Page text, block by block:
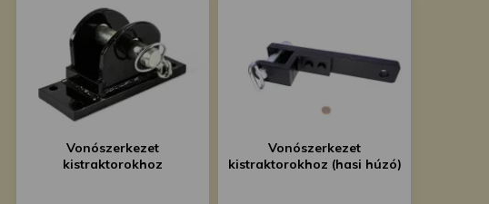
Vonószerkezet
kistraktorokhoz
Vonószerkezet
kistraktorokhoz (hasi húzó)